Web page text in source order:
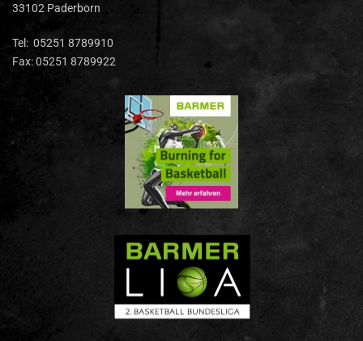
33102 Paderborn
Tel: 05251 8789910
Fax: 05251 8789922